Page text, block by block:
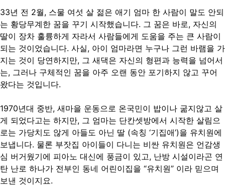
33년 전 2월, 스물 여섯 살 젊은 애기 엄마 한 사람이 말도 안되
는 황당무계한 꿈을 꾸기 시작했습니다. 그 꿈은 바로, 자신의
딸이 장차 훌륭하게 자라서 사람들에게 도움을 주는 큰 사람이
되는 것이었습니다. 사실, 아이 엄마라면 누구나 그런 바램을 가
지는 것이 당연하지만, 그 새댁은 자신의 형편과 능력을 넘어서
는, 그러나 구체적인 꿈을 아주 오랜 동안 포기하지 않고 꾸어
왔다는 것입니다.
1970년대 중반, 새마을 운동으로 온국민이 밥이나 굶지않고 살
게 되었다고는 하지만, 그 엄마는 단칸셋방에서 시작한 살림으
로는 가당치도 않게 아들도 아닌 딸 (속칭 ‘기집애’)을 유치원에
보냅니다. 물론 부잣집 아이들이 다니는 비싼 유치원은 언감생
심 버거웠기에 피아노 대신에 풍금이 있고, 난방 시설이라곤 연
탄 난로 하나가 전부인 동네 어린이집을 “유치원” 이라 믿으며
보낸 것이지요.